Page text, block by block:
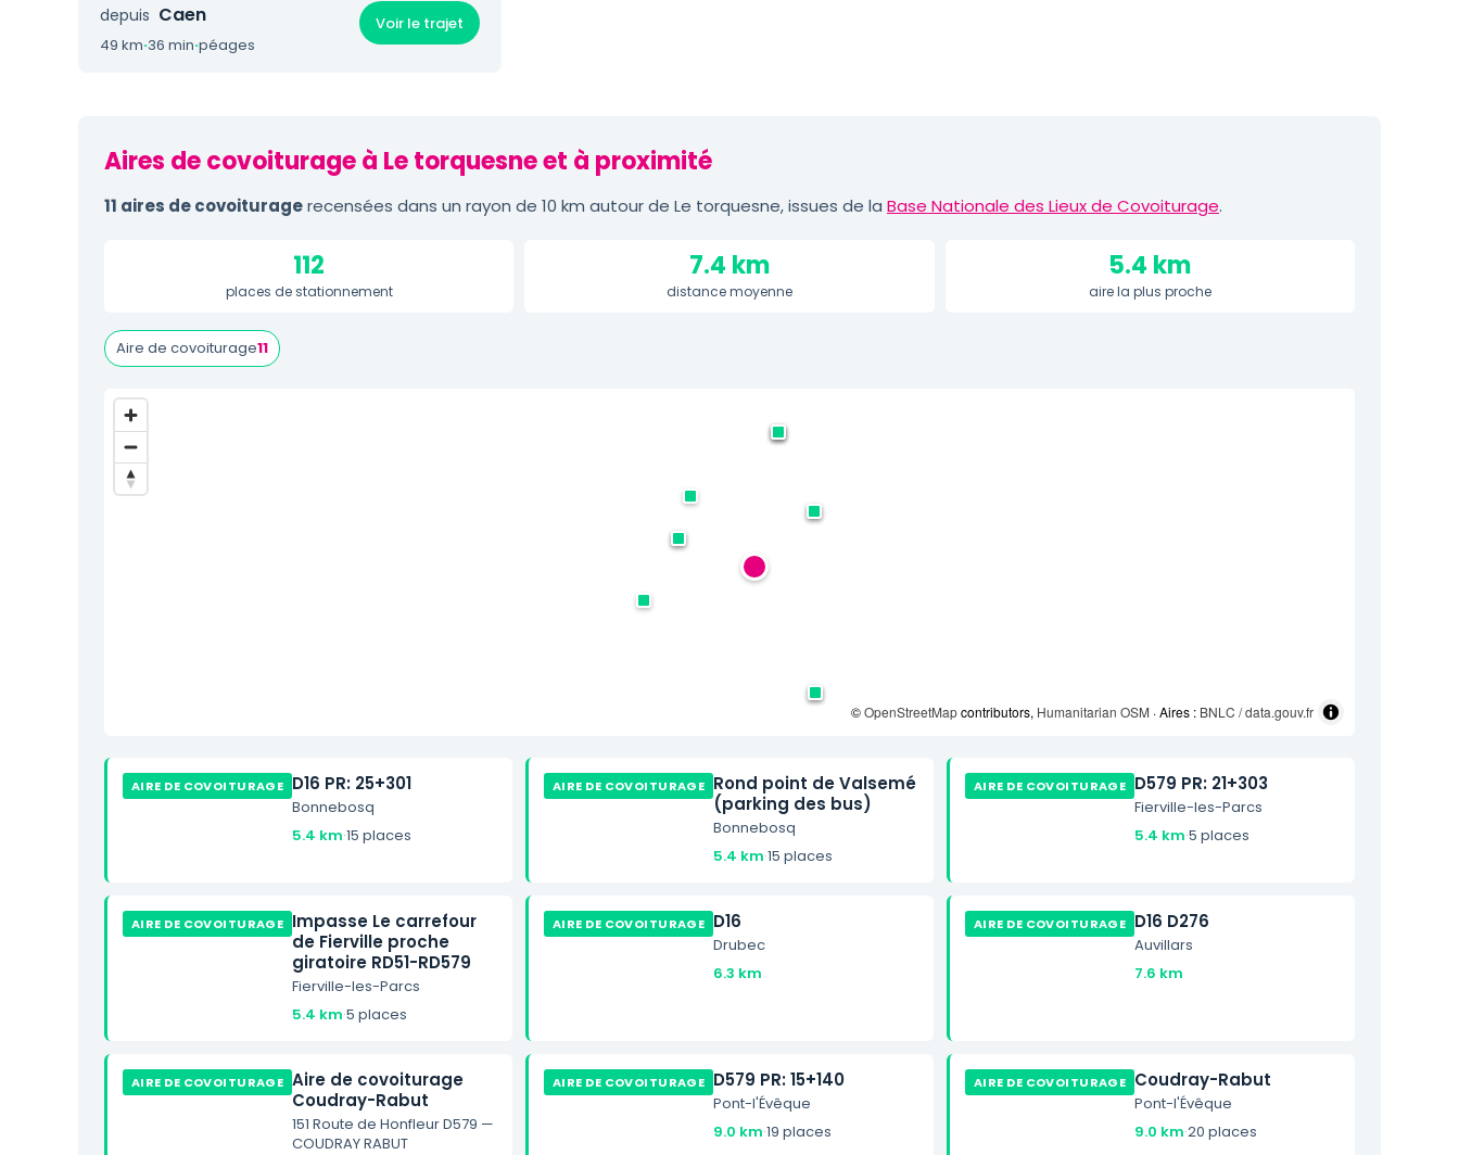
depuis Caen
49 km·36 min·péages
Voir le trajet
Aires de covoiturage à Le torquesne et à proximité
11 aires de covoituragerecensées dans un rayon de 10 km autour de Le torquesne, issues de la Base Nationale des Lieux de Covoiturage.
112
places de stationnement
7.4 km
distance moyenne
5.4 km
aire la plus proche
Aire de covoiturage11
©OpenStreetMapcontributors, Humanitarian OSM · Aires : BNLC / data.gouv.fr
AIRE DE COVOITURAGE D16 PR: 25+301
Bonnebosq
5.4 km·15 places
AIRE DE COVOITURAGE Rond point de Valsemé
(parking des bus)
Bonnebosq
5.4 km·15 places
AIRE DE COVOITURAGE D579 PR: 21+303
Fierville-les-Parcs
5.4 km·5 places
AIRE DE COVOITURAGE Impasse Le carrefour
de Fierville proche
giratoire RD51-RD579
Fierville-les-Parcs
5.4 km·5 places
AIRE DE COVOITURAGE D16
Drubec
6.3 km
AIRE DE COVOITURAGE D16 D276
Auvillars
7.6 km
AIRE DE COVOITURAGE Aire de covoiturage
Coudray-Rabut
151 Route de Honfleur D579 —
COUDRAY RABUT
AIRE DE COVOITURAGE D579 PR: 15+140
Pont-l'Évêque
9.0 km·19 places
AIRE DE COVOITURAGE Coudray-Rabut
Pont-l'Évêque
9.0 km·20 places